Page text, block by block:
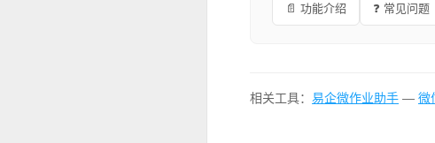
📄 功能介绍 ❓ 常见问题
相关工具： 易企微作业助手 — 微